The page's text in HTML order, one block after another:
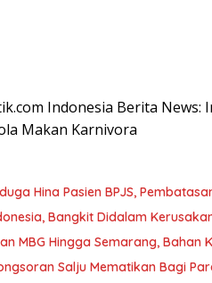
Indonesia Berita News:
Makan Karnivora
Hina Pasien BPJS,
Bangkit Didalam
MBG Hingga Semarang, Bahan
Salju Mematikan Bagi